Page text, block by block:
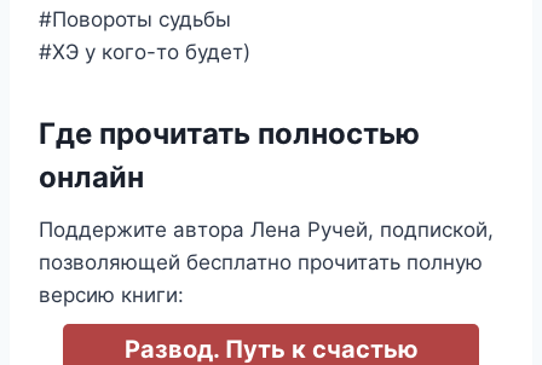
#Повороты судьбы
#ХЭ у кого-то будет)
Где прочитать полностью
онлайн
Поддержите автора Лена Ручей, подпиской,
позволяющей бесплатно прочитать полную
версию книги:
Развод. Путь к счастью